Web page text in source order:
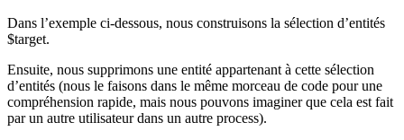
Dans l’exemple ci-dessous, nous construisons la sélection d’entités
$target.
Ensuite, nous supprimons une entité appartenant à cette sélection
d’entités (nous le faisons dans le même morceau de code pour une
compréhension rapide, mais nous pouvons imaginer que cela est fait
par un autre utilisateur dans un autre process).